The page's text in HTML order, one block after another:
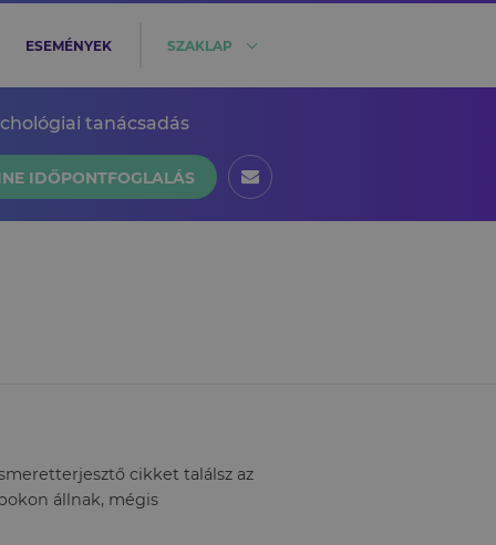
ESEMÉNYEK SZAKLAP
tanácsadás
IDŐPONTFOGLALÁS
cikket találsz az
állnak, mégis